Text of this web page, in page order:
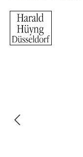
Bildergalerie